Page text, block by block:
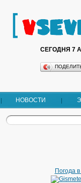
СЕГОДНЯ 7
НОВОСТИ
Погода